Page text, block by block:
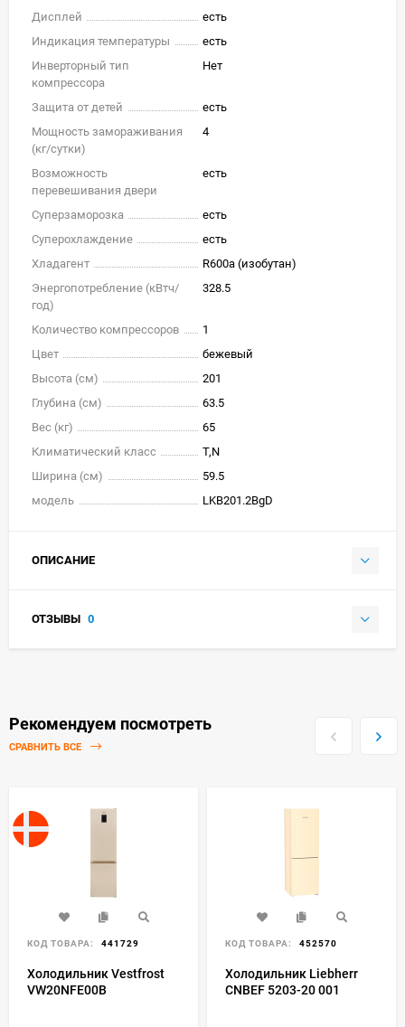
Дисплей
есть
Индикация температуры
есть
Инверторный тип
компрессора
Нет
Защита от детей
есть
Мощность замораживания
(кг/cутки)
4
Возможность
перевешивания двери
есть
Суперзаморозка
есть
Суперохлаждение
есть
Хладагент
R600a (изобутан)
Энергопотребление (кВтч/
год)
328.5
Количество компрессоров
1
Цвет
бежевый
Высота (см)
201
Глубина (см)
63.5
Вес (кг)
65
Климатический класс
T,N
Ширина (см)
59.5
модель
LKB201.2BgD
ОПИСАНИЕ
ОТЗЫВЫ 0
Рекомендуем посмотреть
СРАВНИТЬ ВСЕ
КОД ТОВАРА: 441729
Холодильник Vestfrost
VW20NFE00B
КОД ТОВАРА: 452570
Холодильник Liebherr
CNBEF 5203-20 001